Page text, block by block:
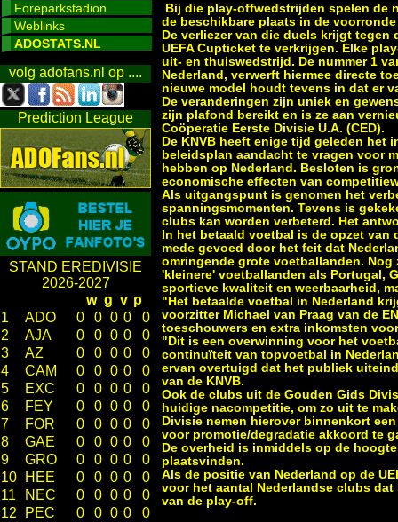
Foreparkstadion
Weblinks
ADOSTATS.NL
volg adofans.nl op ....
Prediction League
STAND EREDIVISIE
2026-2027
w g v p
1
ADO 0 0 0 0
0
2
AJA 0 0 0 0
0
3
AZ 0 0 0 0
0
4
CAM 0 0 0 0
0
5
EXC 0 0 0 0
0
6
FEY 0 0 0 0
0
7
FOR 0 0 0 0
0
8
GAE 0 0 0 0
0
9
GRO 0 0 0 0
0
10
HEE 0 0 0 0
0
11
NEC 0 0 0 0
0
12
PEC 0 0 0 0
0
Bij die play-offwedstrijden spelen de
de beschikbare plaats in de
De verliezer van die duels krijgt tegen
UEFA Cupticket te verkrijgen. Elke
uit- en thuiswedstrijd. De nummer 1
Nederland, verwerft hiermee directe
nieuwe model houdt tevens in dat er
De veranderingen zijn uniek en
zijn plafond bereikt en is ze aan
Coöperatie Eerste Divisie U.A. (CED).
De KNVB heeft enige tijd geleden het
beleidsplan aandacht te vragen voor
hebben op Nederland. Besloten is
economische effecten van
Als uitgangspunt is genomen het
spanningsmomenten. Tevens is
clubs kan worden verbeterd. Het
In het betaald voetbal is de opzet
mede gevoed door het feit dat
omringende grote voetballanden.
'kleinere' voetballanden als Portugal,
sportieve kwaliteit en weerbaarheid,
"Het betaalde voetbal in Nederland
voorzitter Michael van Praag van de
toeschouwers en extra inkomsten
"Dit is een overwinning voor het
continuïteit van topvoetbal in
ervan overtuigd dat het publiek
van de KNVB.
Ook de clubs uit de Gouden Gids
huidige nacompetitie, om zo uit te
Divisie nemen hierover binnenkort
voor promotie/degradatie akkoord te
De overheid is inmiddels op de
plaatsvinden.
Als de positie van Nederland op de
voor het aantal Nederlandse clubs
van de play-off.